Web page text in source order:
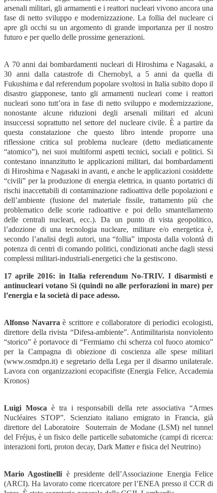
arsenali militari, gli armamenti e i reattori nucleari vivono ancora una
fase di netto sviluppo e modernizzazione. La follia del nucleare ci
apre gli occhi su un argomento di grande importanza per il nostro
futuro e per quello delle prossime generazioni.
A 70 anni dai bombardamenti nucleari di Hiroshima e Nagasaki, a
30 anni dalla catastrofe di Chernobyl, a 5 anni da quella di
Fukushima e dal referendum popolare svoltosi in Italia subito dopo il
disastro giapponese, tanto gli armamenti nucleari come i reattori
nucleari sono tutt’ora in fase di netto sviluppo e modernizzazione,
nonostante alcune riduzioni degli arsenali militari ed alcuni
insuccessi soprattutto nel settore del nucleare civile. È a partire da
questa constatazione che questo libro intende proporre una
riflessione critica sul problema nucleare (detto mediaticamente
“atomico”), nei suoi multiformi aspetti tecnici, sociali e politici. Si
contestano innanzitutto le applicazioni militari, dai bombardamenti
di Hiroshima e Nagasaki in avanti, e anche le applicazioni cosiddette
“civili” per la produzione di energia elettrica, in quanto portatrici di
rischi inaccettabili di contaminazione radioattiva delle popolazioni e
dell’ambiente (fusione del materiale fissile, trattamento più che
problematico delle scorie radioattive e poi dello smantellamento
delle centrali nucleari, ecc.). Da un punto di vista geopolitico,
l’adozione di una tecnologia nucleare, militare e/o energetica è,
secondo l’analisi degli autori, una “follia” imposta dalla volontà di
potenza di centri di comando politici, condizionati anche dagli stessi
complessi militari-industriali-energetici che la gestiscono.
17 aprile 2016: in Italia referendum No-TRIV. I disarmisti e
antinucleari votano Sì (quindi no alle perforazioni in mare) per
l’energia e la società di pace adesso.
Alfonso Navarra è scrittore e collaboratore di periodici ecologisti,
direttore della rivista “Difesa-ambiente”. Antimilitarista nonviolento
“storico” è portavoce di “Fermiamo chi scherza col fuoco atomico”
per la Campagna di obiezione di coscienza alle spese militari
(www.osmdpn.it) e segretario della Lega per il disarmo unilaterale.
Lavora con organizzazioni ecopacifiste (Energia Felice, Accademia
Kronos)
Luigi Mosca è tra i responsabili della rete associativa “Armes
Nucléaires STOP”. Scienziato italiano emigrato in Francia, già
direttore del Laboratoire Souterrain de Modane (LSM) nel tunnel
del Fréjus, è un fisico delle particelle subatomiche (campi di ricerca:
interazioni forti, proton decay, Dark Matter e fisica del Neutrino)
Mario Agostinelli è presidente dell’Associazione Energia Felice
(ARCI). Ha lavorato come ricercatore per l’ENEA presso il CCR di